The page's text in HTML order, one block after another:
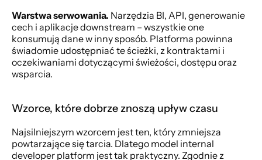
Warstwa serwowania. Narzędzia BI, API, generowanie
cech i aplikacje downstream – wszystkie one
konsumują dane w inny sposób. Platforma powinna
świadomie udostępniać te ścieżki, z kontraktami i
oczekiwaniami dotyczącymi świeżości, dostępu oraz
wsparcia.
Wzorce, które dobrze znoszą upływ czasu
Najsilniejszym wzorcem jest ten, który zmniejsza
powtarzające się tarcia. Dlatego model internal